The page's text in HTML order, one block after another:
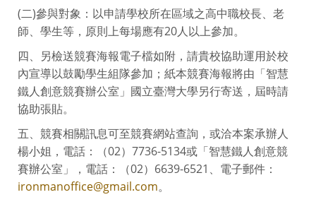
(二)參與對象：以申請學校所在區域之高中職校長、老
師、學生等，原則上每場應有20人以上參加。
四、另檢送競賽海報電子檔如附，請貴校協助運用於校
內宣導以鼓勵學生組隊參加；紙本競賽海報將由「智慧
鐵人創意競賽辦公室」國立臺灣大學另行寄送，屆時請
協助張貼。
五、競賽相關訊息可至競賽網站查詢，或洽本案承辦人
楊小姐，電話：（02）7736-5134或「智慧鐵人創意競
賽辦公室」，電話：（02）6639-6521、電子郵件：
ironmanoffice@gmail.com。